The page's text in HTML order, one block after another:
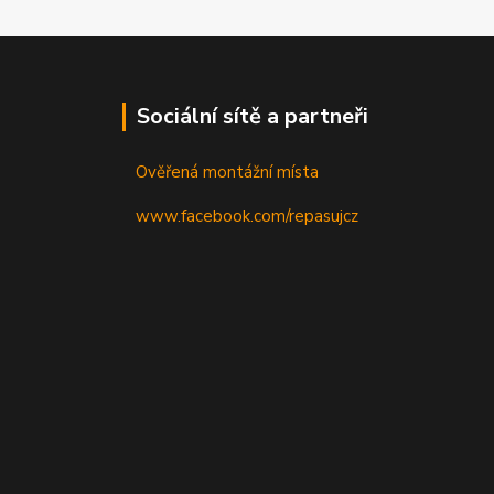
Sociální sítě a partneři
Ověřená montážní místa
www.facebook.com/repasujcz